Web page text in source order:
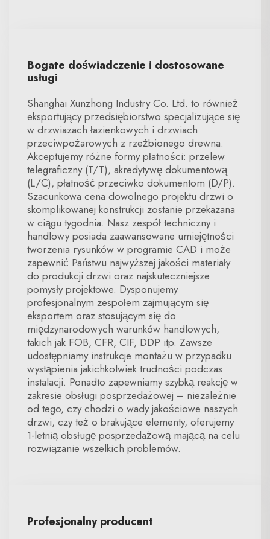
Bogate doświadczenie i dostosowane
usługi
Shanghai Xunzhong Industry Co. Ltd. to również
eksportujący przedsiębiorstwo specjalizujące się
w drzwiazach łazienkowych i drzwiach
przeciwpożarowych z rzeźbionego drewna.
Akceptujemy różne formy płatności: przelew
telegraficzny (T/T), akredytywę dokumentową
(L/C), płatność przeciwko dokumentom (D/P).
Szacunkowa cena dowolnego projektu drzwi o
skomplikowanej konstrukcji zostanie przekazana
w ciągu tygodnia. Nasz zespół techniczny i
handlowy posiada zaawansowane umiejętności
tworzenia rysunków w programie CAD i może
zapewnić Państwu najwyższej jakości materiały
do produkcji drzwi oraz najskuteczniejsze
pomysły projektowe. Dysponujemy
profesjonalnym zespołem zajmującym się
eksportem oraz stosującym się do
międzynarodowych warunków handlowych,
takich jak FOB, CFR, CIF, DDP itp. Zawsze
udostępniamy instrukcje montażu w przypadku
wystąpienia jakichkolwiek trudności podczas
instalacji. Ponadto zapewniamy szybką reakcję w
zakresie obsługi posprzedażowej – niezależnie
od tego, czy chodzi o wady jakościowe naszych
drzwi, czy też o brakujące elementy, oferujemy
1-letnią obsługę posprzedażową mającą na celu
rozwiązanie wszelkich problemów.
Profesjonalny producent